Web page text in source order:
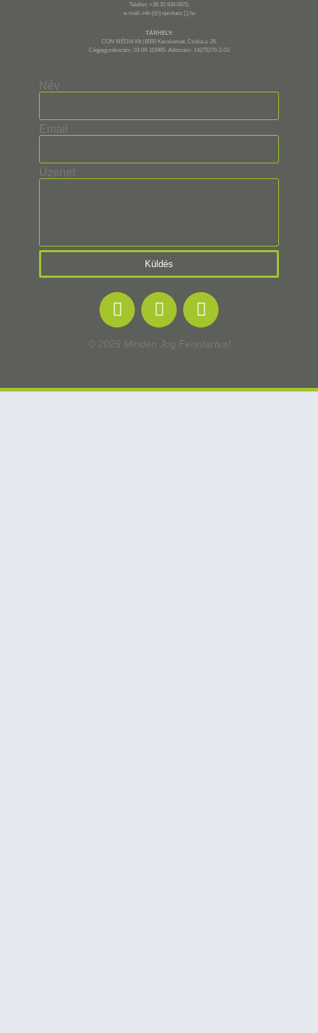
Telefon: +36 20 934 0972,
e-mail: info [@] spiritusz [.] hu
TÁRHELY:
CON MÉDIA Kft (6000 Kecskemét, Csóka u. 26.
Cégjegyzékszám: 03-09-115965. Adószám: 14275270-2-03
Név
Email
Üzenet
Küldés
© 2025 Minden Jog Fenntartva!